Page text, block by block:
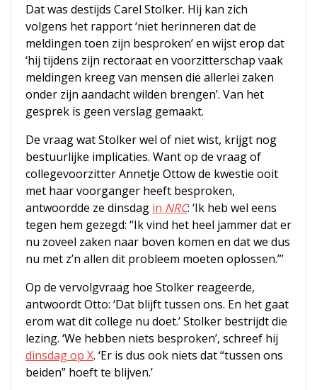
Dat was destijds Carel Stolker. Hij kan zich
volgens het rapport ‘niet herinneren dat de
meldingen toen zijn besproken’ en wijst erop dat
‘hij tijdens zijn rectoraat en voorzitterschap vaak
meldingen kreeg van mensen die allerlei zaken
onder zijn aandacht wilden brengen’. Van het
gesprek is geen verslag gemaakt.
De vraag wat Stolker wel of niet wist, krijgt nog
bestuurlijke implicaties. Want op de vraag of
collegevoorzitter Annetje Ottow de kwestie ooit
met haar voorganger heeft besproken,
antwoordde ze dinsdag in NRC: ‘Ik heb wel eens
tegen hem gezegd: “Ik vind het heel jammer dat er
nu zoveel zaken naar boven komen en dat we dus
nu met z’n allen dit probleem moeten oplossen.”’
Op de vervolgvraag hoe Stolker reageerde,
antwoordt Otto: ‘Dat blijft tussen ons. En het gaat
erom wat dit college nu doet.’ Stolker bestrijdt die
lezing. ‘We hebben niets besproken’, schreef hij
dinsdag op X. ‘Er is dus ook niets dat “tussen ons
beiden” hoeft te blijven.’